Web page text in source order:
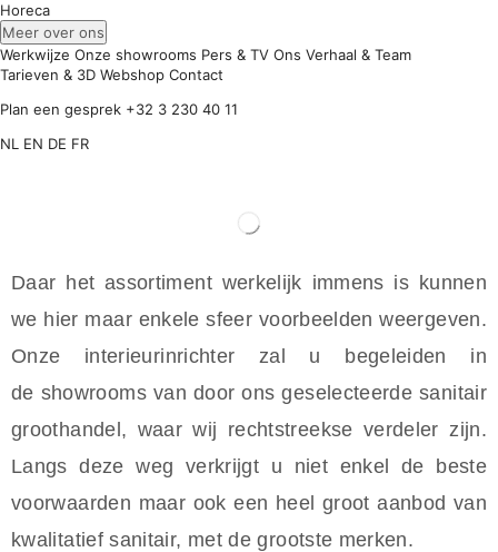
Horeca
Meer over ons
Werkwijze Onze showrooms Pers & TV Ons Verhaal & Team
Tarieven & 3D Webshop Contact
Plan een gesprek +32 3 230 40 11
NL EN DE FR
Daar het assortiment werkelijk immens is kunnen
we hier maar enkele sfeer voorbeelden weergeven.
Onze interieurinrichter zal u begeleiden in
de showrooms van door ons geselecteerde sanitair
groothandel, waar wij rechtstreekse verdeler zijn.
Langs deze weg verkrijgt u niet enkel de beste
voorwaarden maar ook een heel groot aanbod van
kwalitatief sanitair, met de grootste merken.